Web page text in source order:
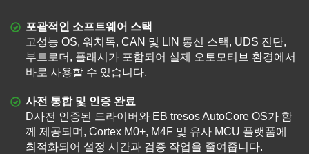
포괄적인 소프트웨어 스택
고성능 OS, 워치독, CAN 및 LIN 통신 스택, UDS 진단,
부트로더, 플래시가 포함되어 실제 오토모티브 환경에서
바로 사용할 수 있습니다.
사전 통합 및 인증 완료
D사전 인증된 드라이버와 EB tresos AutoCore OS가 함
께 제공되며, Cortex M0+, M4F 및 유사 MCU 플랫폼에
최적화되어 설정 시간과 검증 작업을 줄여줍니다.